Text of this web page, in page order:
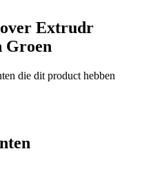
Extrudr
Groen
die dit product hebben